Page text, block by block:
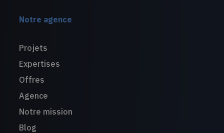
Notre agence
Projets
Expertises
Offres
Agence
Notre mission
Blog